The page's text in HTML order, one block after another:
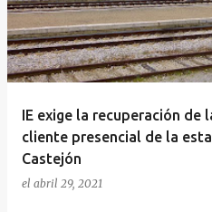
IE exige la recuperación de
cliente presencial de la
Castejón
el abril 29, 2021